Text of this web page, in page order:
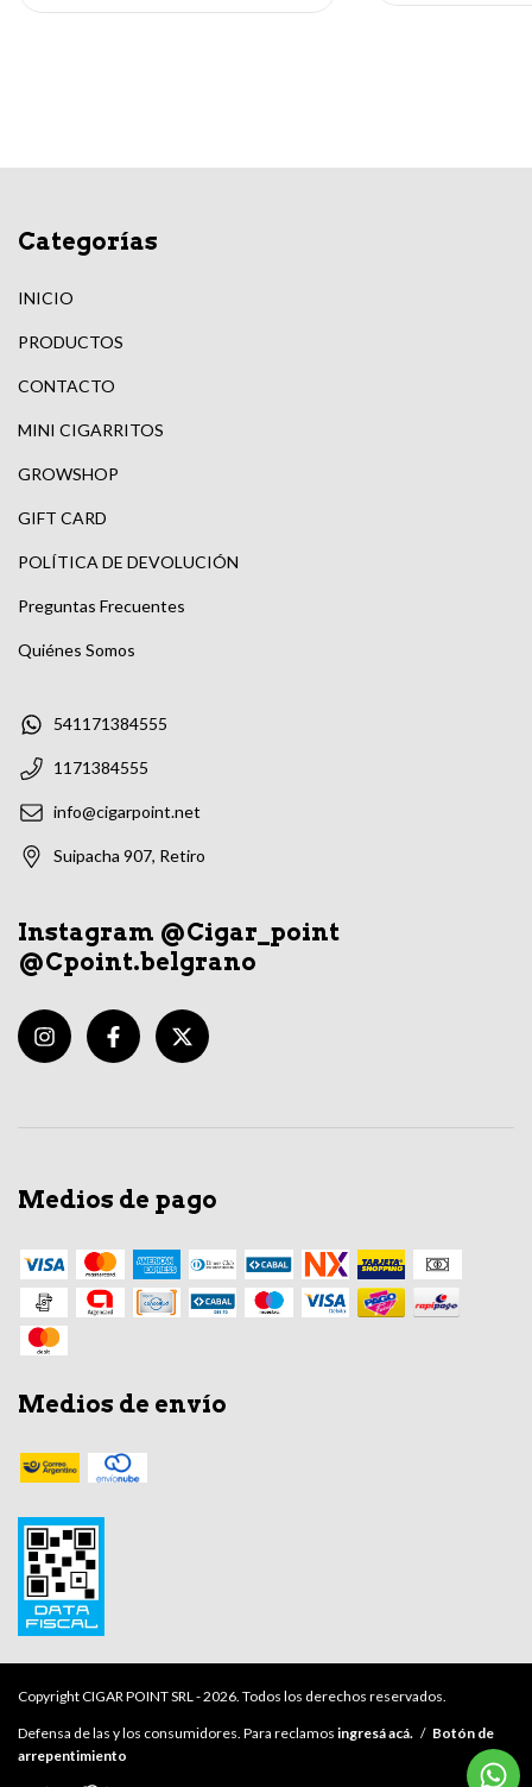
Categorías
INICIO
PRODUCTOS
CONTACTO
MINI CIGARRITOS
GROWSHOP
GIFT CARD
POLÍTICA DE DEVOLUCIÓN
Preguntas Frecuentes
Quiénes Somos
541171384555
1171384555
info@cigarpoint.net
Suipacha 907, Retiro
Instagram @Cigar_point
@Cpoint.belgrano
Medios de pago
Medios de envío
Copyright CIGAR POINT SRL - 2026. Todos los derechos reservados.
Defensa de las y los consumidores. Para reclamos ingresá acá. / Botón de
arrepentimiento